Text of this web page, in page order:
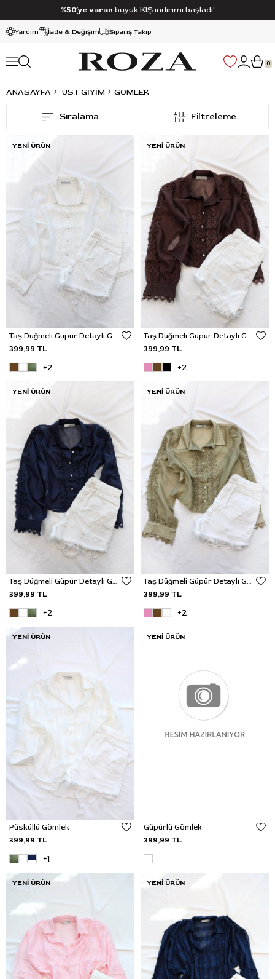
Yardım İade & Değişim Sipariş Takip
%50’ye varan büyük KIŞ indirimi başladı!
0
ANASAYFA ÜST GİYİM GÖMLEK
Filtreleme
Sıralama
Taş Düğmeli Güpür Detaylı Gömlek
399,99 TL
+2
YENI ÜRÜN
Taş Düğmeli Güpür Detaylı Gömlek
399,99 TL
+2
YENI ÜRÜN
Taş Düğmeli Güpür Detaylı Gömlek
399,99 TL
+2
YENI ÜRÜN
Taş Düğmeli Güpür Detaylı Gömlek
399,99 TL
+2
YENI ÜRÜN
Püsküllü Gömlek
399,99 TL
+1
YENI ÜRÜN
Güpürlü Gömlek
399,99 TL
YENI ÜRÜN
YENI ÜRÜN YENI ÜRÜN